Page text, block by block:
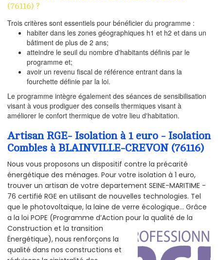
(76116) ?
Trois critères sont essentiels pour bénéficier du programme :
habiter dans les zones géographiques h1 et h2 et dans un
bâtiment de plus de 2 ans;
atteindre le seuil du nombre d'habitants définis par le
programme et;
avoir un revenu fiscal de référence entrant dans la
fourchette définie par la loi.
Le programme intègre également des séances de sensibilisation
visant à vous prodiguer des conseils thermiques visant à
améliorer le confort thermique de votre lieu d'habitation.
Artisan RGE- Isolation à 1 euro - Isolation
Combles à BLAINVILLE-CREVON (76116)
Nous vous proposons un dispositif contre la précarité
énergétique des ménages. Pour votre isolation à 1 euro,
trouver un artisan de votre departement SEINE-MARITIME -
76 certifié RGE en utilisant de nouvelles technologies. Tel
que le photovoltaïque, la laine de verre écologique... Grâce
a la loi POPE (Programme d’Action pour la qualité de la
Construction et la transition
Énergétique), nous renforçons la
qualité dans nos constructions et